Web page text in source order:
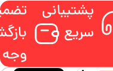
پشتیبانی
سریع
وجه